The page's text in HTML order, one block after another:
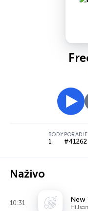
BODY
1 #41262
Naživo
10:31 New